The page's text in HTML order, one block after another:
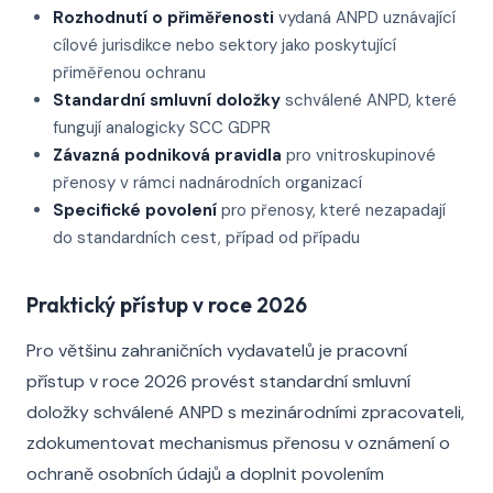
Rozhodnutí o přiměřenosti vydaná ANPD uznávající
cílové jurisdikce nebo sektory jako poskytující
přiměřenou ochranu
Standardní smluvní doložky schválené ANPD, které
fungují analogicky SCC GDPR
Závazná podniková pravidla pro vnitroskupinové
přenosy v rámci nadnárodních organizací
Specifické povolení pro přenosy, které nezapadají
do standardních cest, případ od případu
Praktický přístup v roce 2026
Pro většinu zahraničních vydavatelů je pracovní
přístup v roce 2026 provést standardní smluvní
doložky schválené ANPD s mezinárodními zpracovateli,
zdokumentovat mechanismus přenosu v oznámení o
ochraně osobních údajů a doplnit povolením